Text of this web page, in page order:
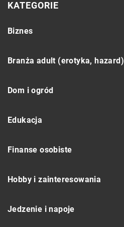
KATEGORIE
Biznes
Branża adult (erotyka, hazard)
Dom i ogród
Edukacja
Finanse osobiste
Hobby i zainteresowania
Jedzenie i napoje